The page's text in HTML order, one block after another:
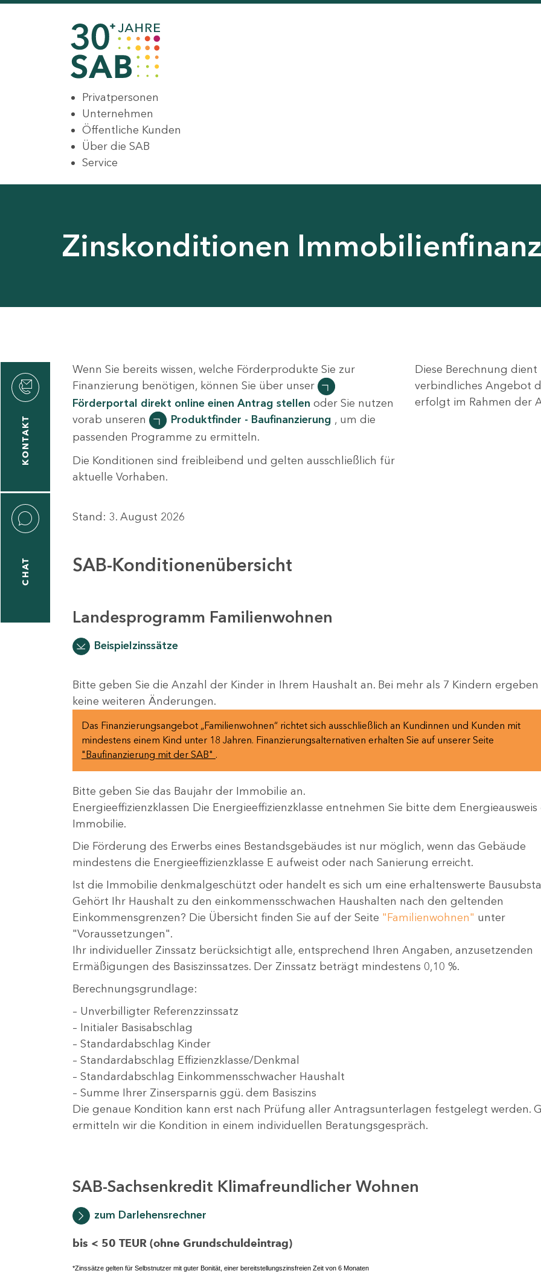
Privatpersonen
Unternehmen
Öffentliche Kunden
Über die SAB
Service
Zinskonditionen
KONTAKT
CHAT
Wenn Sie bereits wissen, welche Förderprodukte Sie zur
Finanzierung benötigen, können Sie über unser
Förderportal direkt online einen Antrag stellen oder Sie nutzen
vorab unseren
Produktfinder - Baufinanzierung , um die
passenden Programme zu ermitteln.
Die Konditionen sind freibleibend und gelten ausschließlich für
aktuelle Vorhaben.
Stand: 3. August 2026
Diese Berechnung
verbindliches Angebot
erfolgt im Rahmen der
SAB-Konditionenübersicht
Landesprogramm Familienwohnen
Beispielzinssätze
Bitte geben Sie die Anzahl der Kinder in Ihrem Haushalt an. Bei mehr als 7 Kindern ergeben
keine weiteren Änderungen.
Das Finanzierungsangebot „Familienwohnen“ richtet sich ausschließlich an Kundinnen und Kunden mit
mindestens einem Kind unter 18 Jahren. Finanzierungsalternativen erhalten Sie auf unserer Seite
"Baufinanzierung mit der SAB" .
Bitte geben Sie das Baujahr der Immobilie an.
Energieeffizienzklassen Die Energieeffizienzklasse entnehmen Sie bitte dem Energieausweis
Immobilie.
Die Förderung des Erwerbs eines Bestandsgebäudes ist nur möglich, wenn das Gebäude
mindestens die Energieeffizienzklasse E aufweist oder nach Sanierung erreicht.
Ist die Immobilie denkmalgeschützt oder handelt es sich um eine erhaltenswerte
Gehört Ihr Haushalt zu den einkommensschwachen Haushalten nach den geltenden
Einkommensgrenzen? Die Übersicht finden Sie auf der Seite "Familienwohnen" unter
"Voraussetzungen".
Ihr individueller Zinssatz berücksichtigt alle, entsprechend Ihren Angaben, anzusetzenden
Ermäßigungen des Basiszinssatzes. Der Zinssatz beträgt mindestens 0,10 %.
Berechnungsgrundlage:
– Unverbilligter Referenzzinssatz
– Initialer Basisabschlag
– Standardabschlag Kinder
– Standardabschlag Effizienzklasse/Denkmal
– Standardabschlag Einkommensschwacher Haushalt
– Summe Ihrer Zinsersparnis ggü. dem Basiszins
Die genaue Kondition kann erst nach Prüfung aller Antragsunterlagen festgelegt werden.
ermitteln wir die Kondition in einem individuellen Beratungsgespräch.
SAB-Sachsenkredit Klimafreundlicher Wohnen
zum Darlehensrechner
bis < 50 TEUR (ohne Grundschuldeintrag)
*Zinssätze gelten für Selbstnutzer mit guter Bonität, einer bereitstellungszinsfreien Zeit von 6 Monaten